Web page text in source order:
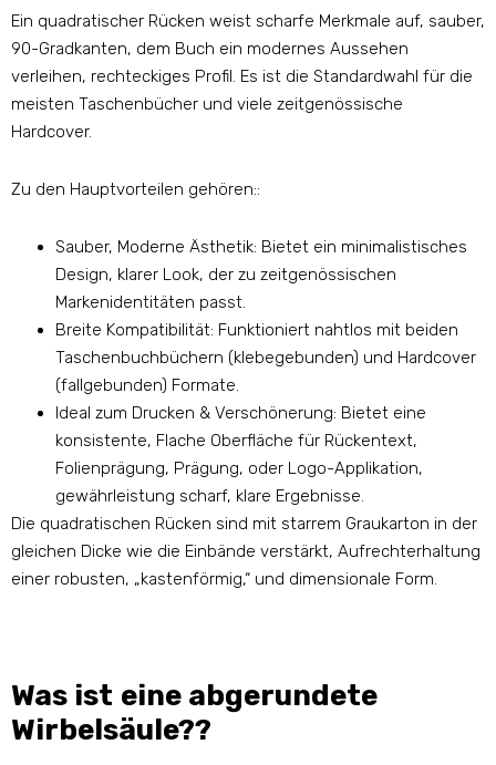
Ein quadratischer Rücken weist scharfe Merkmale auf, sauber,
90-Gradkanten, dem Buch ein modernes Aussehen
verleihen, rechteckiges Profil. Es ist die Standardwahl für die
meisten Taschenbücher und viele zeitgenössische
Hardcover.
Zu den Hauptvorteilen gehören::
Sauber, Moderne Ästhetik: Bietet ein minimalistisches
Design, klarer Look, der zu zeitgenössischen
Markenidentitäten passt.
Breite Kompatibilität: Funktioniert nahtlos mit beiden
Taschenbuchbüchern (klebegebunden) und Hardcover
(fallgebunden) Formate.
Ideal zum Drucken & Verschönerung: Bietet eine
konsistente, Flache Oberfläche für Rückentext,
Folienprägung, Prägung, oder Logo-Applikation,
gewährleistung scharf, klare Ergebnisse.
Die quadratischen Rücken sind mit starrem Graukarton in der
gleichen Dicke wie die Einbände verstärkt, Aufrechterhaltung
einer robusten, „kastenförmig,“ und dimensionale Form.
Was ist eine abgerundete
Wirbelsäule??